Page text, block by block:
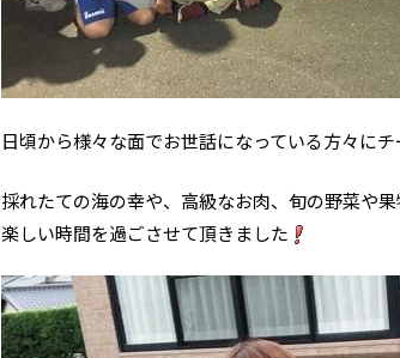
日頃から様々な面でお世話になっている方々に
採れたての海の幸や、高級なお肉、旬の野菜や
楽しい時間を過ごさせて頂きました